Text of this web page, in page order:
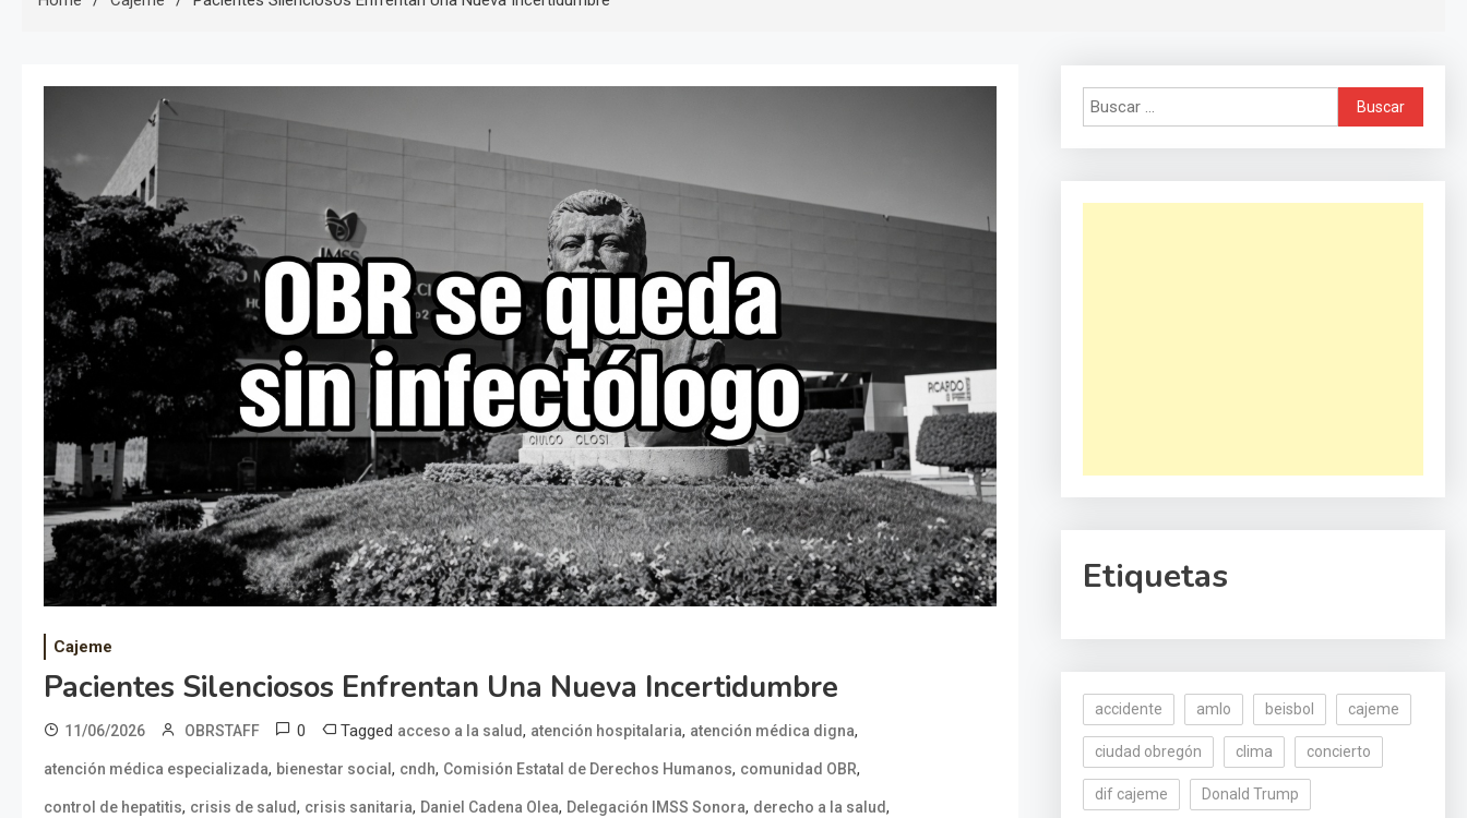
Cajeme
Pacientes Silenciosos Enfrentan Una Nueva Incertidumbre
11/06/2026 OBRSTAFF 0 Tagged acceso a la salud, atención hospitalaria, atención médica digna,
atención médica especializada, bienestar social , cndh, Comisión Estatal de Derechos Humanos, comunidad OBR,
control de hepatitis, crisis de salud, crisis sanitaria, Daniel Cadena Olea, Delegación IMSS Sonora, derecho a la salud,
Buscar:
Etiquetas
accidente amlo beisbol cajeme
ciudad obregón clima concierto
dif cajeme Donald Trump